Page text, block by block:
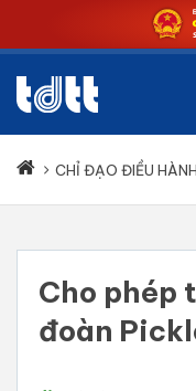
CHỈ ĐẠO ĐIỀU HÀNH
Cho phép
đoàn